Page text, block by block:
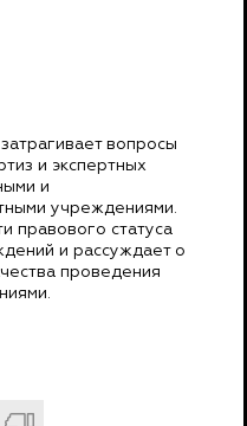
вопросы
и экспертных
и
учреждениями.
правового статуса
и рассуждает о
проведения